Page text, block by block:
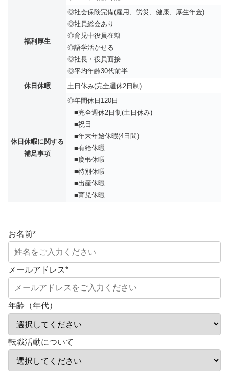
福利厚生
◎社会保険完備(雇用、労災、健康、厚生年金)
◎社員総会あり
◎育児中役員在籍
◎語学活かせる
◎社長・役員面接
◎平均年齢30代前半
休日休暇
土日休み(完全週休2日制)
休日休暇に関する
補足事項
◎年間休日120日
■完全週休2日制(土日休み)
■祝日
■年末年始休暇(4日間)
■有給休暇
■慶弔休暇
■特別休暇
■出産休暇
■育児休暇
お名前*
メールアドレス*
年齢（年代）
転職活動について